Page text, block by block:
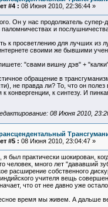
#4 : 08 Июня 2010, 22:36:44 »
Он у нас продолжатель
паломничествах и
к просветлению для лучших из
своими же бывшими
"свами вишну дэв" +
обращение в
не правда ли? То, что он
к конвергенции, к синтезу. И
08 Июня 2010,
#5 : 08 Июня 2010, 23:04:47 »
я был практически шокирован,
человек, много лет "дававший
расширение собственного
индийского учителя вещь
что от нее давно уже
время мы живем. А дальше